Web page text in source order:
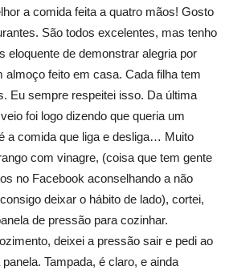
a comida feita a quatro mãos! Gosto
São todos excelentes, mas tenho
eloquente de demonstrar alegria por
almoço feito em casa. Cada filha tem
Eu sempre respeitei isso. Da última
foi logo dizendo que queria um
a comida que liga e desliga… Muito
com vinagre, (coisa que tem gente
no Facebook aconselhando a não
deixar o hábito de lado), cortei,
de pressão para cozinhar.
deixei a pressão sair e pedi ao
Tampada, é claro, e ainda